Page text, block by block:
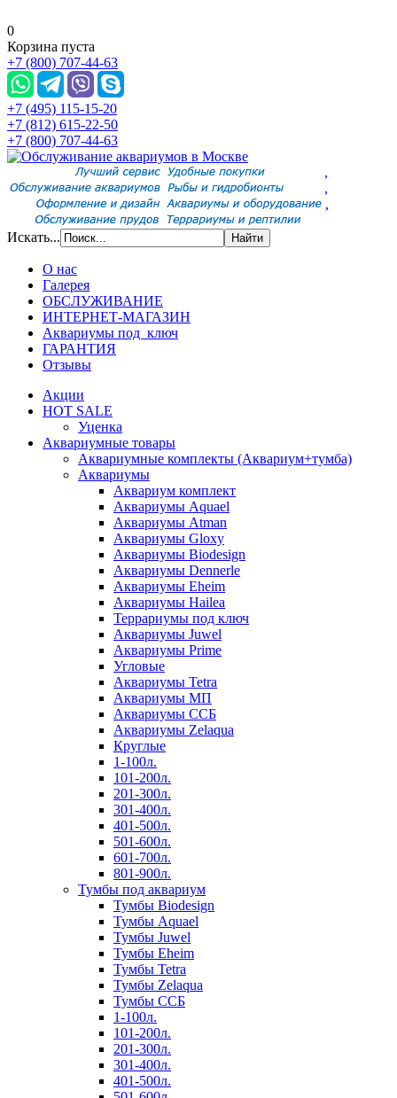
0
Корзина пуста
+7 (800) 707-44-63
+7 (495) 115-15-20
+7 (812) 615-22-50
+7 (800) 707-44-63
,
,
,
Искать...
О нас
Галерея
ОБСЛУЖИВАНИЕ
ИНТЕРНЕТ-МАГАЗИН
Аквариумы под ключ
ГАРАНТИЯ
Отзывы
Акции
HOT SALE
Уценка
Аквариумные товары
Аквариумные комплекты (Аквариум+тумба)
Аквариумы
Аквариум комплект
Аквариумы Aquael
Аквариумы Atman
Аквариумы Gloxy
Аквариумы Biodesign
Аквариумы Dennerle
Аквариумы Eheim
Аквариумы Hailea
Террариумы под ключ
Аквариумы Juwel
Аквариумы Prime
Угловые
Аквариумы Tetra
Аквариумы МП
Аквариумы ССБ
Аквариумы Zelaqua
Круглые
1-100л.
101-200л.
201-300л.
301-400л.
401-500л.
501-600л.
601-700л.
801-900л.
Тумбы под аквариум
Тумбы Biodesign
Тумбы Aquael
Тумбы Juwel
Тумбы Eheim
Тумбы Tetra
Тумбы Zelaqua
Тумбы ССБ
1-100л.
101-200л.
201-300л.
301-400л.
401-500л.